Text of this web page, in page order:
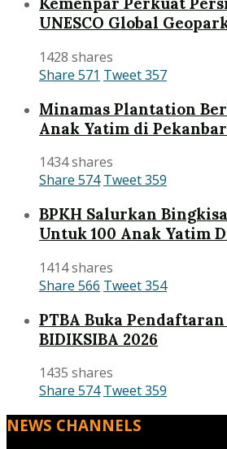
UNESCO Global
1428 shares
Share 571 Tweet357
Minamas Plantation
Anak Yatim di
1434 shares
Share 574 Tweet359
BPKH Salurkan
Untuk 100 Anak Yatim
1414 shares
Share 566 Tweet354
PTBA Buka
BIDIKSIBA 2026
1435 shares
Share 574 Tweet359
NEWS CHANNELS